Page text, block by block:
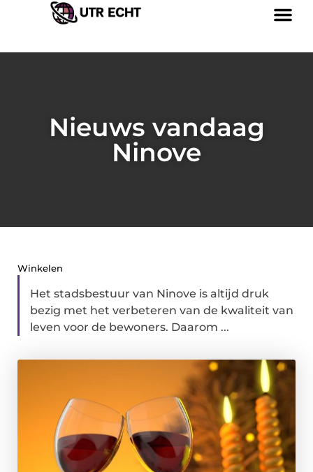
Nieuws vandaag
Ninove
Winkelen
Het stadsbestuur van Ninove is altijd druk
bezig met het verbeteren van de kwaliteit van
leven voor de bewoners. Daarom ...